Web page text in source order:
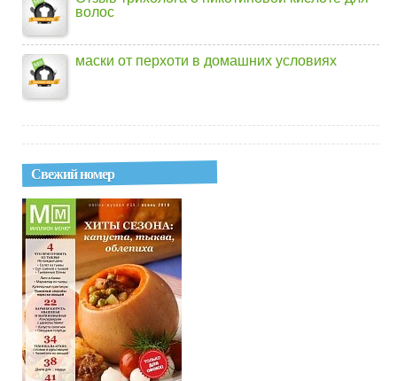
волос
маски от перхоти в домашних условиях
Свежий номер